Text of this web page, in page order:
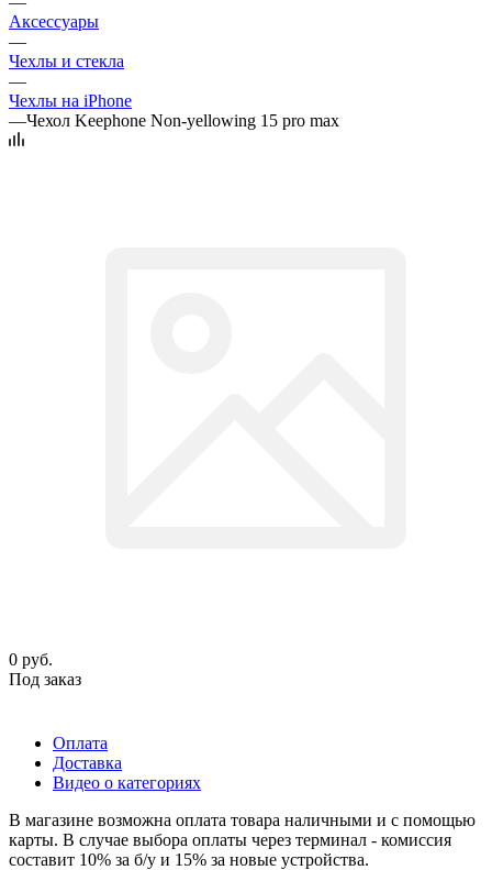
Аксессуары
—
Чехлы и стекла
—
Чехлы на iPhone
—Чехол Keephone Non-yellowing 15 pro max
0 руб.
Под заказ
Оплата
Доставка
Видео о категориях
В магазине возможна оплата товара наличными и с помощью
карты. В случае выбора оплаты через терминал - комиссия
составит 10% за б/у и 15% за новые устройства.